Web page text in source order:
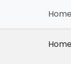
Home